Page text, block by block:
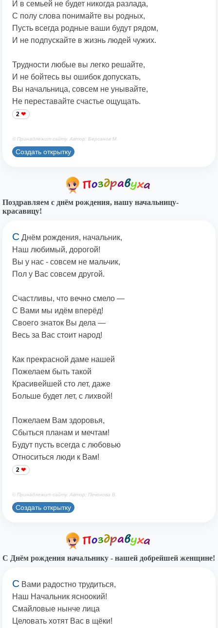
И в семьей не будет никогда разлада,
С полу слова понимайте вы родных,
Пусть всегда родные ваши будут рядом,
И не подпускайте в жизнь людей чужих.
Трудности любые вы легко решайте,
И не бойтесь вы ошибок допускать,
Вы начальница, совсем не унывайте,
Не переставайте счастье ощущать.
2
© Принадлежит сайту. Автор: Берсанов М.
Создать открытку
Поздравляем с днём рождения, нашу начальницу-
красавицу!
С Днём рождения, начальник,
Наш любимый, дорогой!
Вы у нас - совсем не мальчик,
Пол у Вас совсем другой.
Счастливы, что вечно смело —
С Вами мы идём вперёд!
Своего знаток Вы дела —
Весь за Вас стоит народ!
Как прекрасной даме нашей
Пожелаем быть такой
Красивейшей сто лет, даже
Больше будет лет, с лихвой!
Пожелаем Вам здоровья,
Сбыться планам и мечтам!
Будут пусть всегда с любовью
Относиться люди к Вам!
2
© Принадлежит сайту. Автор: Печенова В.
Создать открытку
С Днём рождения начальнику - нашей добрейшей женщине!
С Вами радостно трудиться,
Наш Начальник ясноокий!
Смайловые нынче лица
Целовать хотят Вас в щёки!